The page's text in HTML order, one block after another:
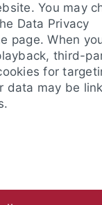
You may
Data Privacy
page. When
third-
for
data may be